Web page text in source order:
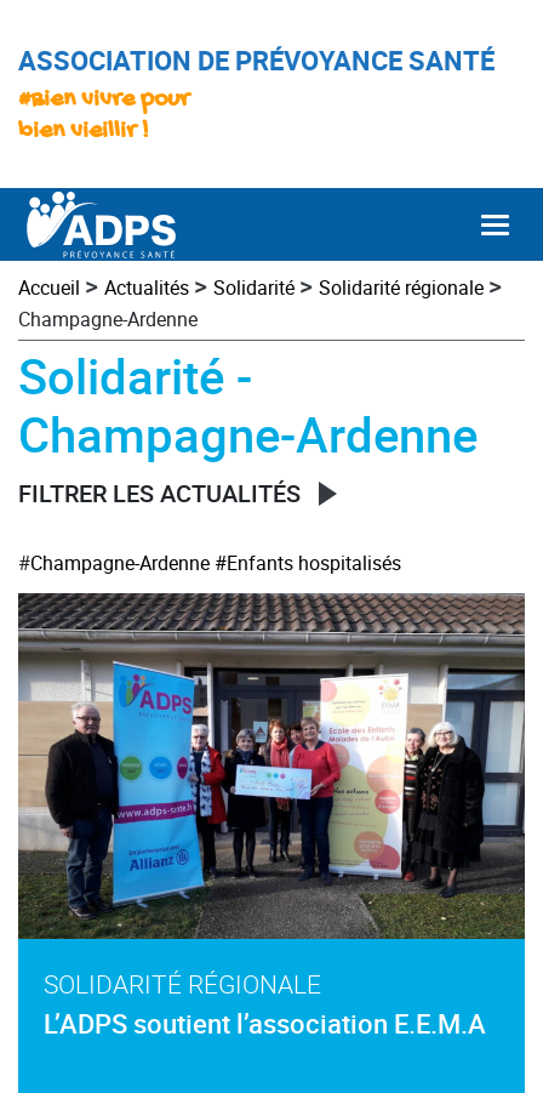
ASSOCIATION DE PRÉVOYANCE SANTÉ
#Bien vivre pour
bien vieillir !
Accueil > Actualités > Solidarité > Solidarité régionale >
Champagne-Ardenne
Solidarité -
Champagne-Ardenne
FILTRER LES ACTUALITÉS
#Champagne-Ardenne #Enfants hospitalisés
SOLIDARITÉ RÉGIONALE
L’ADPS soutient l’association E.E.M.A